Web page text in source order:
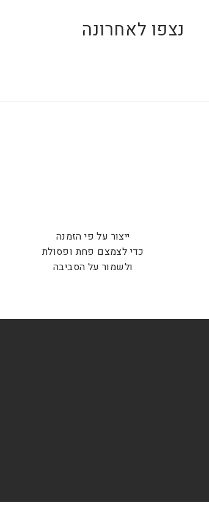
נצפו לאחרונה
ייצור על פי הזמנה
כדי לצמצם פחת ופסולת
ולשמור על הסביבה